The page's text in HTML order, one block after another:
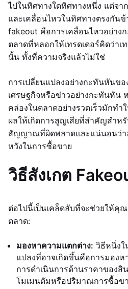
ไปในทิศทางใดทิศทางหนึ่ง แต่จา
และเคลื่อนไหวในทิศทางตรงกัน
fakeout คือการเคลื่อนไหวอย่าง
ตลาดที่หลอกให้เทรดเดอร์คิดว่าเ
นั้น ทั้งที่ความจริงแล้วไม่ใช่
การเปลี่ยนแปลงอย่างกะทันหันข
เศรษฐกิจหรือข่าวอย่างกะทันหัน
คล่องในตลาดอย่างรวดเร็วมักทำ
ผลให้เกิดการสูญเสียที่สำคัญสำห
สัญญาณที่ผิดพลาดและแน่นอนว่า
หวังในการซื้อขาย
วิธีสังเกต
ต่อไปนี้เป็นเคล็ดลับที่จะช่วยให้คุ
ตลาด:
มองหาความแตกต่าง: วิธีหนึ่งใ
แปลงที่อาจเกิดขึ้นคือการมองห
การดำเนินการด้านราคาของ
โมเมนตัมหรือปริมาณการซื้อข